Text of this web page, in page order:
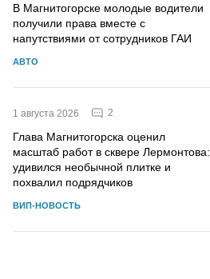
В Магнитогорске молодые водители
получили права вместе с
напутствиями от сотрудников ГАИ
АВТО
1 августа 2026 2
Глава Магнитогорска оценил
масштаб работ в сквере Лермонтова:
удивился необычной плитке и
похвалил подрядчиков
ВИП-НОВОСТЬ